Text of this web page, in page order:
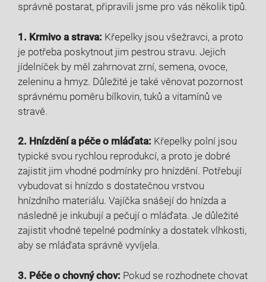
správně postarat, připravili jsme pro vás několik tipů.
1. Krmivo a strava: Křepelky jsou všežravci, a proto
je potřeba poskytnout jim pestrou stravu. Jejich
jídelníček by měl zahrnovat zrní, semena, ovoce,
zeleninu a hmyz. Důležité je také věnovat pozornost
správnému poměru bílkovin, tuků a vitamínů ve
stravě.
2. Hnízdění a péče o mláďata: Křepelky polní jsou
typické svou rychlou reprodukcí, a proto je dobré
zajistit jim vhodné podmínky pro hnízdění. Potřebují
vybudovat si hnízdo s dostatečnou vrstvou
hnízdního materiálu. Vajíčka snášejí do hnízda a
následně je inkubují a pečují o mláďata. Je důležité
zajistit vhodné tepelné podmínky a dostatek vlhkosti,
aby se mláďata správně vyvíjela.
3. Péče o chovný chov: Pokud se rozhodnete chovat